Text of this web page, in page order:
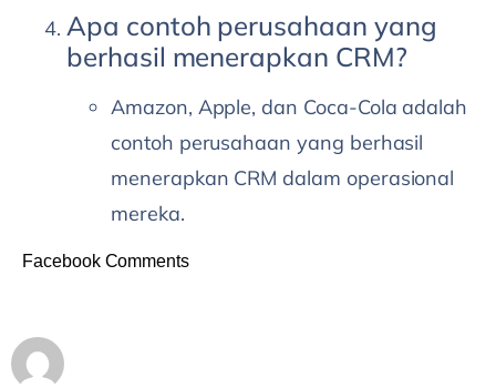
Apa contoh perusahaan yang
berhasil menerapkan CRM?
Amazon, Apple, dan Coca-Cola adalah
contoh perusahaan yang berhasil
menerapkan CRM dalam operasional
mereka.
Facebook Comments